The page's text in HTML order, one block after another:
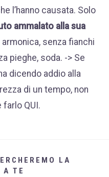
l’hanno causata. Solo
ammalato alla sua
senza fianchi
soda. -> Se
dicendo addio alla
di un tempo, non
farlo QUI.
LA
A TE